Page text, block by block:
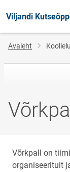
Viljandi
Jälglink
Avaleht Koolielu
Võrkpall
Võrkpall on
organiseeritult